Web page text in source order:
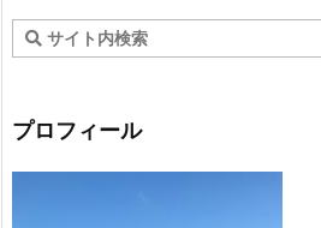
プロフィール